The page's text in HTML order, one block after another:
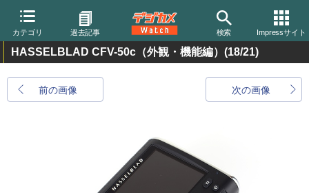
カテゴリ 過去記事 検索 Impressサイト
HASSELBLAD CFV-50c（外観・機能編） (18/21)
前の画像 次の画像